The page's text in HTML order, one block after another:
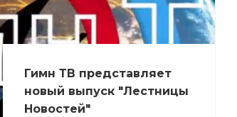
Гимн ТВ представляет
новый выпуск "Лестницы
Новостей"